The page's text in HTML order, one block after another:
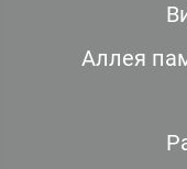
Аллея